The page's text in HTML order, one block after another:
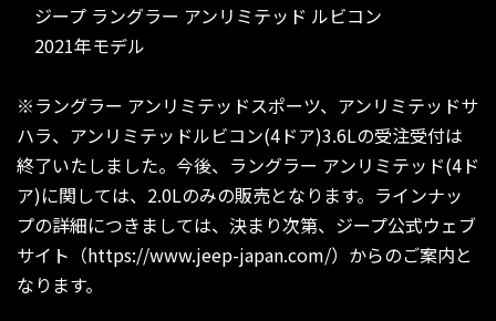
ジープ ラングラー アンリミテッド ルビコン
2021年モデル
※ラングラー アンリミテッドスポーツ、アンリミテッドサ
ハラ、アンリミテッドルビコン(4ドア)3.6Lの受注受付は
終了いたしました。今後、ラングラー アンリミテッド(4ド
ア)に関しては、2.0Lのみの販売となります。ラインナッ
プの詳細につきましては、決まり次第、ジープ公式ウェブ
サイト（https://www.jeep-japan.com/）からのご案内と
なります。